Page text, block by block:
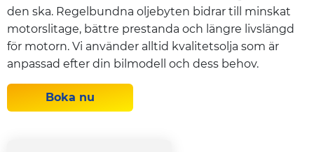
den ska. Regelbundna oljebyten bidrar till minskat
motorslitage, bättre prestanda och längre livslängd
för motorn. Vi använder alltid kvalitetsolja som är
anpassad efter din bilmodell och dess behov.
Boka nu